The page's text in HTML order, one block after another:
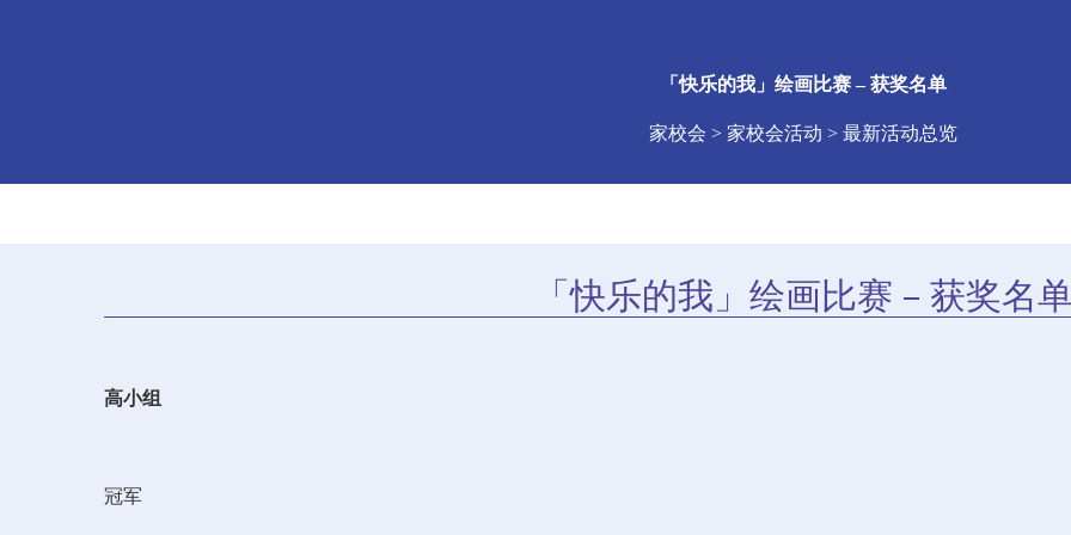
「快乐的我」绘画比赛 – 获奖名单
家校会 > 家校会活动 > 最新活动总览
「快乐的我」绘画比赛 – 获奖名
高小组
冠军